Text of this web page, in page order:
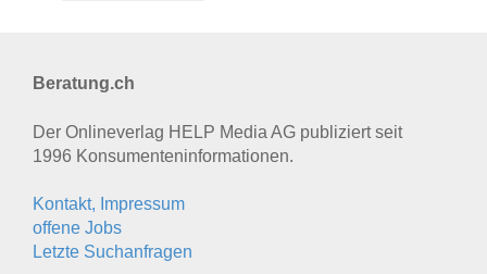
Beratung.ch
Der Onlineverlag HELP Media AG publiziert seit
1996 Konsumenten­informationen.
Kontakt, Impressum
offene Jobs
Letzte Suchanfragen